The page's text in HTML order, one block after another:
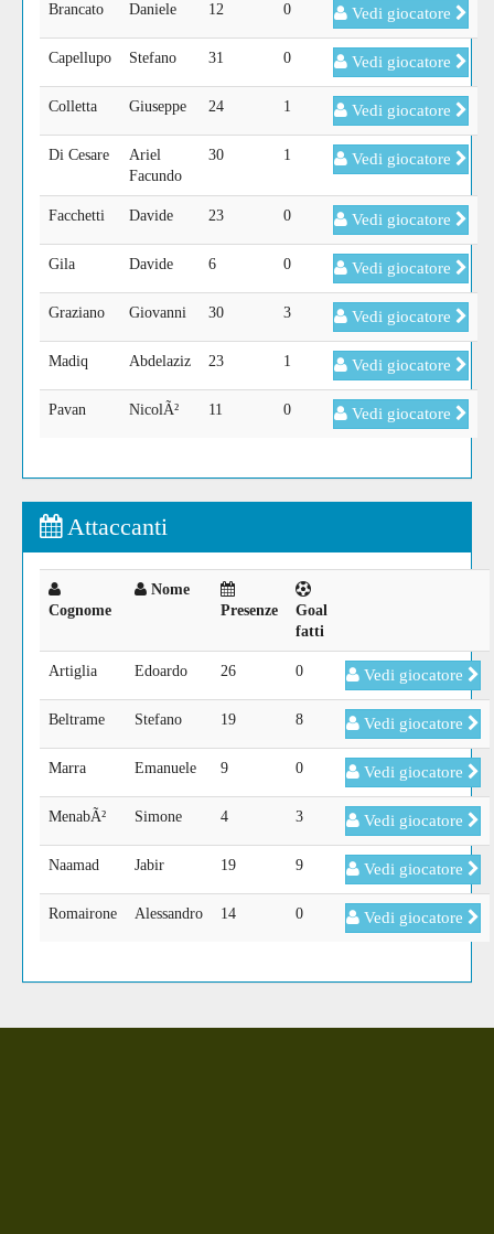
Brancato Daniele 12 0 Vedi giocatore
Capellupo Stefano 31 0 Vedi giocatore
Colletta Giuseppe 24 1 Vedi giocatore
Di Cesare
Ariel
Facundo
30 1 Vedi giocatore
Facchetti Davide 23 0 Vedi giocatore
Gila Davide 6 0 Vedi giocatore
Graziano Giovanni 30 3 Vedi giocatore
Madiq Abdelaziz 23 1 Vedi giocatore
Pavan NicolÃ² 11 0 Vedi giocatore
Attaccanti
Cognome
Nome
Presenze
Goal
fatti
Artiglia Edoardo 26 0 Vedi giocatore
Beltrame Stefano 19 8 Vedi giocatore
Marra Emanuele 9 0 Vedi giocatore
MenabÃ² Simone 4 3 Vedi giocatore
Naamad Jabir 19 9 Vedi giocatore
Romairone Alessandro 14 0 Vedi giocatore